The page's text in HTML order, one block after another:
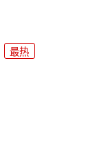
最热